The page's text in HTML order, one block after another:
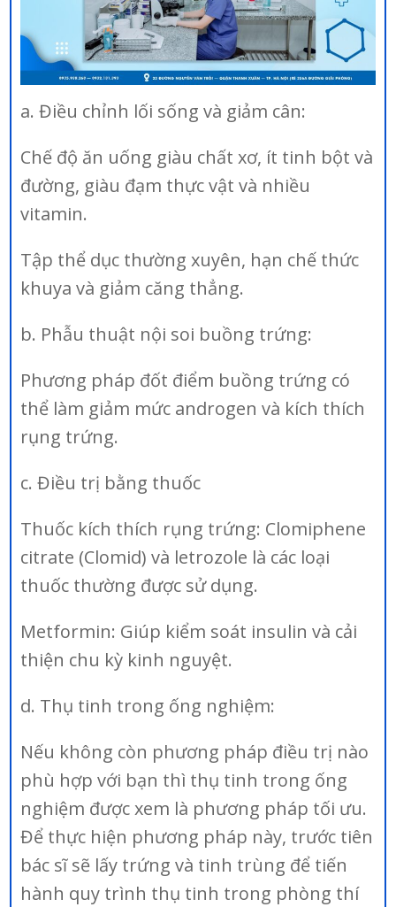
a. Điều chỉnh lối sống và giảm cân:
Chế độ ăn uống giàu chất xơ, ít tinh bột và
đường, giàu đạm thực vật và nhiều
vitamin.
Tập thể dục thường xuyên, hạn chế thức
khuya và giảm căng thẳng.
b. Phẫu thuật nội soi buồng trứng:
Phương pháp đốt điểm buồng trứng có
thể làm giảm mức androgen và kích thích
rụng trứng.
c. Điều trị bằng thuốc
Thuốc kích thích rụng trứng: Clomiphene
citrate (Clomid) và letrozole là các loại
thuốc thường được sử dụng.
Metformin: Giúp kiểm soát insulin và cải
thiện chu kỳ kinh nguyệt.
d. Thụ tinh trong ống nghiệm:
Nếu không còn phương pháp điều trị nào
phù hợp với bạn thì thụ tinh trong ống
nghiệm được xem là phương pháp tối ưu.
Để thực hiện phương pháp này, trước tiên
bác sĩ sẽ lấy trứng và tinh trùng để tiến
hành quy trình thụ tinh trong phòng thí